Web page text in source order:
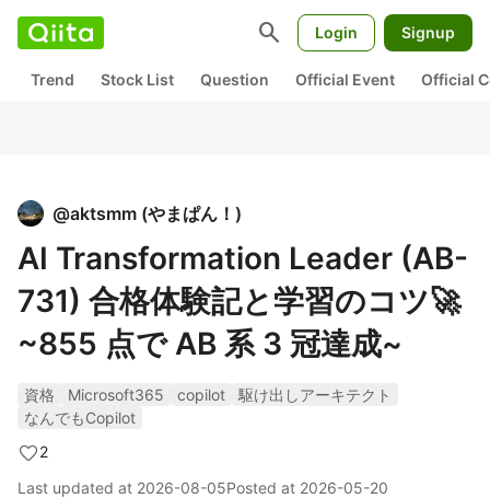
search Login Signup
Trend Stock List Question Official Event Official
@aktsmm (やまぱん！ )
AI Transformation Leader (AB-
731) 合格体験記と学習のコツ🚀
~855 点で AB 系 3 冠達成~
資格 Microsoft365 copilot
駆け出しアーキテクト
なんでもCopilot
2
Last updated at 2026-08-05Posted at 2026-05-20